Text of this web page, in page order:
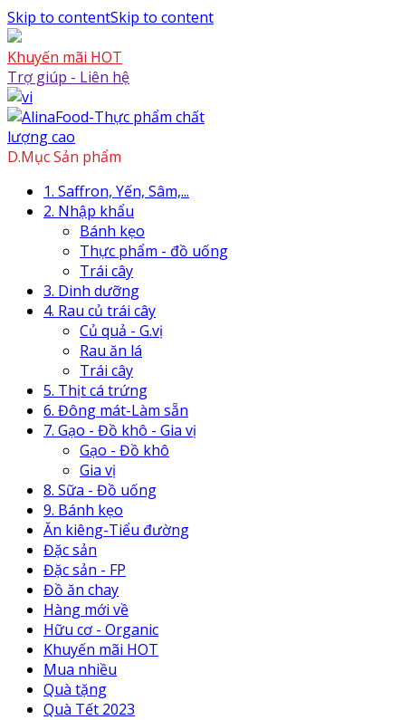
Skip to contentSkip to content
Khuyến mãi HOT
Trợ giúp - Liên hệ
D.Mục Sản phẩm
1. Saffron, Yến, Sâm,...
2. Nhập khẩu
Bánh kẹo
Thực phẩm - đồ uống
Trái cây
3. Dinh dưỡng
4. Rau củ trái cây
Củ quả - G.vị
Rau ăn lá
Trái cây
5. Thịt cá trứng
6. Đông mát-Làm sẵn
7. Gạo - Đồ khô - Gia vị
Gạo - Đồ khô
Gia vị
8. Sữa - Đồ uống
9. Bánh kẹo
Ăn kiêng-Tiểu đường
Đặc sản
Đặc sản - FP
Đồ ăn chay
Hàng mới về
Hữu cơ - Organic
Khuyến mãi HOT
Mua nhiều
Quà tặng
Quà Tết 2023